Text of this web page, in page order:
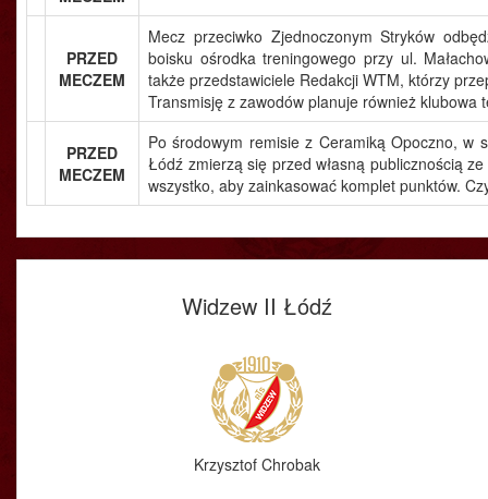
PRZED
MECZEM
Mecz przeciwko Zjednoczonym Stryków
boisku ośrodka treningowego przy ul.
także przedstawiciele Redakcji WTM, którzy
Transmisję z zawodów planuje również klubowa
PRZED
MECZEM
Po środowym remisie z Ceramiką Opoczno, w
Łódź zmierzą się przed własną publicznością
wszystko, aby zainkasować komplet punktów.
Widzew II Łódź
Krzysztof Chrobak